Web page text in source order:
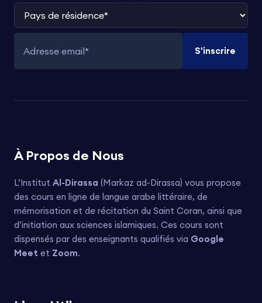
Pays de résidence
S'inscrire
À Propos de Nous
L’Institut Al-Dirassa (Markaz ad-Dirassa) vous propose
des cours en ligne de langue arabe littéraire, de
mémorisation et de récitation du Saint Coran, ainsi que
d’initiation aux sciences islamiques. Ces cours sont
dispensés par des enseignants qualifiés via Google
Meet et Zoom.